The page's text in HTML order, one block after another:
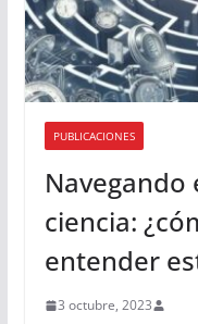
PUBLICACIONES
Navegando
ciencia:
entender
3 octubre, 2023